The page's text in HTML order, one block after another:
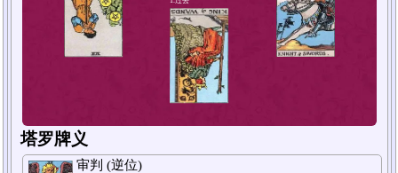
2.现在
4.解决方法或对策
塔罗牌义
审判 (逆位)